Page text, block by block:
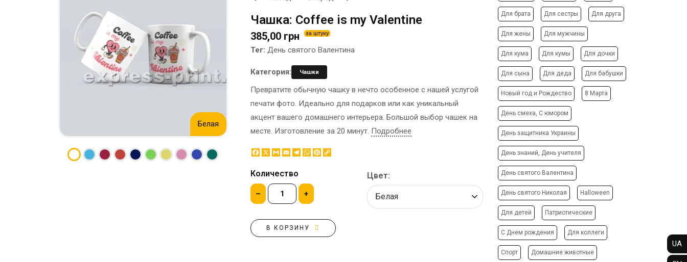
ПРОШИВКА ДИПЛОМА/
ТВЕРДЫЙ ПЕРЕПЛЕТ
ПРЯМАЯ И ПЛОТТЕРНАЯ
ШИРОКОФОРМАТНАЯ
ЛИСТОВКИ / ФЛАЕРЫ
НАКЛЕЙКИ / СТИКЕРЫ
ПАПКИ
ПЛАСТИКОВЫЕ КАРТЫ
КОНТЕЙНЕРЫ ДЛЯ ЕДЫ
КОРПОРАТИВНЫЕ
СЛАДОСТИ
ПАКЕТЫ
БУМАЖНЫЕ СТАКАНЫ
КОРОБКИ
САЛФЕТКИ
МЕТАЛЛИЧЕСКИЕ ЗНАЧКИ
МЕДАЛИ
МЕТАЛЛ
НОЧНИК
ФОТОКУБИК
ФУТБОЛКИ / СВИТШОТЫ /
ПОЛО / ХУДИ
ХОЛСТ, ПОЛОТНО
ЧЕХЛЫ ДЛЯ ТЕЛЕФОНА
ЕЛОЧНЫЕ ШАРЫ
РЕКЛАМНЫЕ
КОНСТРУКЦИИ
ТРАНСПОРТНАЯ РЕКЛАМА
ДИЗАЙН УСЛУГИ
ЗАПРАВКА/СЕРВИС
ПОДАРИТЬ ПЕСНЮ
Белая
Чашка: Coffee is my Valentine
385,00 грн за штуку
Тег: День святого Валентина
Категория: Чашки
Превратите обычную чашку в нечто особенное с нашей услугой
печати фото. Идеально для подарков или как уникальный
акцент вашего домашнего интерьера. Большой выбор чашек на
месте. Изготовление за 20 минут. Подробнее
Facebook
X GmailEmailTelegram
WhatsApp
Pinterest
Количество
– +
Цвет:
В КОРЗИНУ
Для брата Для сестры Для друга
Для жены Для мужчины
Для кума Для кумы Для дочки
Для сына Для деда Для бабушки
Новый год и Рождество 8 Марта
День смеха, С юмором
День защитника Украины
День знаний, День учителя
День святого Валентина
День святого Николая Halloween
Для детей Патриотические
C Днем рождения Для коллеги
Спорт Домашние животные
UA